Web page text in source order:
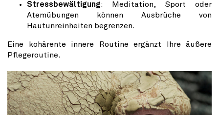
Stressbewältigung: Meditation, Sport oder
Atemübungen können Ausbrüche von
Hautunreinheiten begrenzen.
Eine kohärente innere Routine ergänzt Ihre äußere
Pflegeroutine.